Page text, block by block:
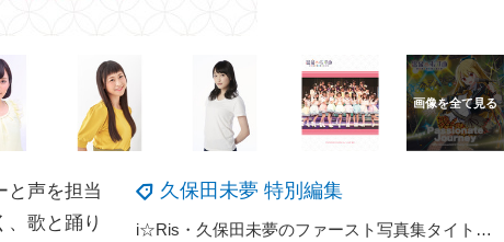
久保田未夢 特別編集
i☆Ris・久保田未夢のファースト写真集タイトル＆表紙が解禁 「思った通りのものができました」
声を担当
、歌と踊り